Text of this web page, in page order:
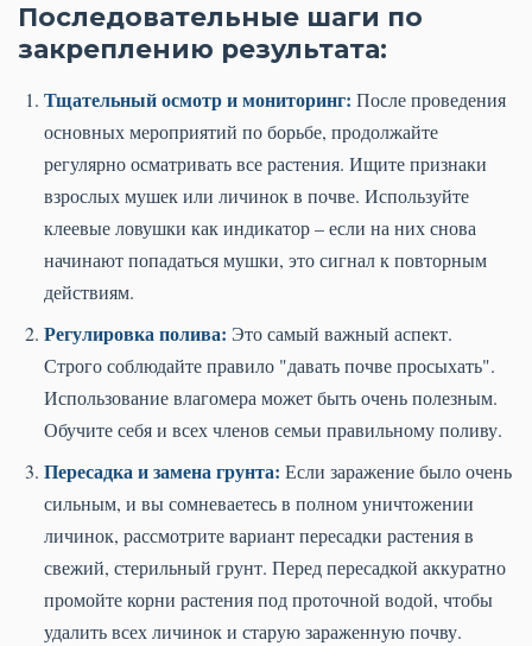
Последовательные шаги по
закреплению результата:
Тщательный осмотр и мониторинг: После проведения
основных мероприятий по борьбе, продолжайте
регулярно осматривать все растения. Ищите признаки
взрослых мушек или личинок в почве. Используйте
клеевые ловушки как индикатор – если на них снова
начинают попадаться мушки, это сигнал к повторным
действиям.
Регулировка полива: Это самый важный аспект.
Строго соблюдайте правило "давать почве просыхать".
Использование влагомера может быть очень полезным.
Обучите себя и всех членов семьи правильному поливу.
Пересадка и замена грунта: Если заражение было очень
сильным, и вы сомневаетесь в полном уничтожении
личинок, рассмотрите вариант пересадки растения в
свежий, стерильный грунт. Перед пересадкой аккуратно
промойте корни растения под проточной водой, чтобы
удалить всех личинок и старую зараженную почву.